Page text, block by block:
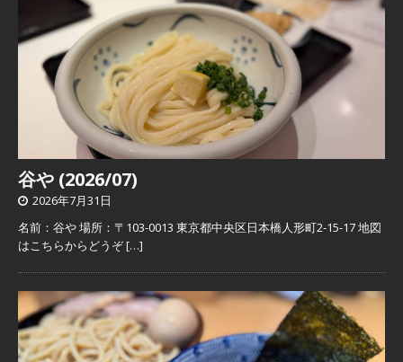
谷や (2026/07)
2026年7月31日
名前：谷や 場所：〒103-0013 東京都中央区日本橋人形町2-15-17 地図
はこちらからどうぞ[…]